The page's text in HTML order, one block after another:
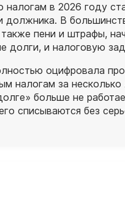
налогам в 2026 году
должника. В
пени и штрафы,
долги, и налоговую
оцифровала
налогам за
больше не
списываются без